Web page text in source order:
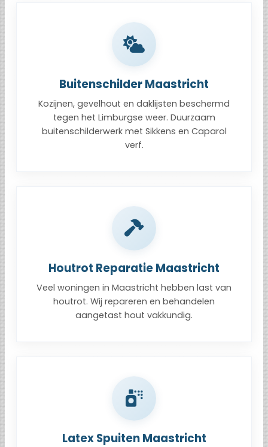
Buitenschilder Maastricht
Kozijnen, gevelhout en daklijsten beschermd
tegen het Limburgse weer. Duurzaam
buitenschilderwerk met Sikkens en Caparol
verf.
Houtrot Reparatie Maastricht
Veel woningen in Maastricht hebben last van
houtrot. Wij repareren en behandelen
aangetast hout vakkundig.
Latex Spuiten Maastricht